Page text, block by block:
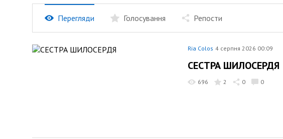
Перегляди Голосування Репости
Ria Colos 4 серпня 2026 00:09
СЕСТРА ШИЛОСЕРДЯ
696 2 0 0